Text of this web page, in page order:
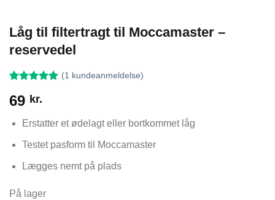
Låg til filtertragt til Moccamaster –
reservedel
som
5ud
kundebedømmelse
(1 kundeanmeldelse)
69 kr.
Erstatter et ødelagt eller bortkommet låg
Testet pasform til Moccamaster
Lægges nemt på plads
På lager